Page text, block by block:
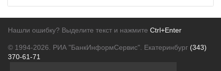
Нашли ошибку? Выделите текст и нажмите Ctrl+Enter
© 1994-2026. РИА "БанкИнформСервис". Екатеринбург (343)
370-61-71